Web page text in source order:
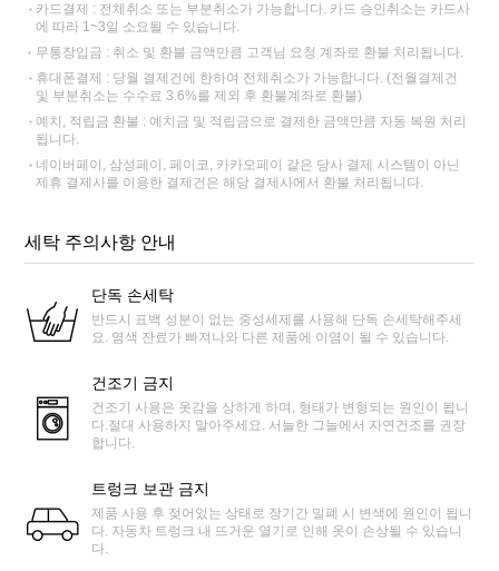
카드결제 : 전체취소 또는 부분취소가 가능합니다. 카드 승인취소는 카드사
에 따라 1~3일 소요될 수 있습니다.
무통장입금 : 취소 및 환불 금액만큼 고객님 요청 계좌로 환불 처리됩니다.
휴대폰결제 : 당월 결제건에 한하여 전체취소가 가능합니다. (전월결제건
및 부분취소는 수수료 3.6%를 제외 후 환불계좌로 환불)
예치, 적립금 환불 : 예치금 및 적립금으로 결제한 금액만큼 자동 복원 처리
됩니다.
네이버페이, 삼성페이, 페이코, 카카오페이 같은 당사 결제 시스템이 아닌
제휴 결제사를 이용한 결제건은 해당 결제사에서 환불 처리됩니다.
세탁 주의사항 안내
단독 손세탁
반드시 표백 성분이 없는 중성세제를 사용해 단독 손세탁해주세
요. 염색 잔료가 빠져나와 다른 제품에 이염이 될 수 있습니다.
건조기 금지
건조기 사용은 옷감을 상하게 하며, 형태가 변형되는 원인이 됩니
다.절대 사용하지 말아주세요. 서늘한 그늘에서 자연건조를 권장
합니다.
트렁크 보관 금지
제품 사용 후 젖어있는 상태로 장기간 밀폐 시 변색에 원인이 됩니
다. 자동차 트렁크 내 뜨거운 열기로 인해 옷이 손상될 수 있습니
다.